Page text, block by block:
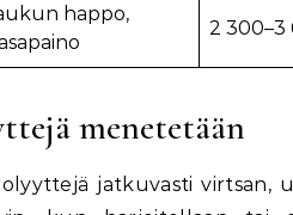
happo,
2 300–3
menetetään
jatkuvasti virtsan,